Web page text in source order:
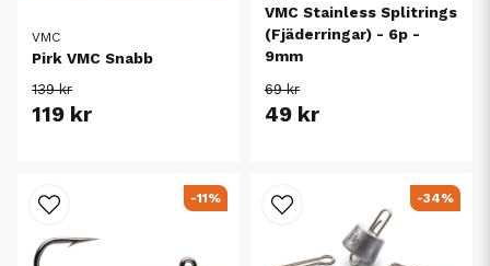
VMC
Pirk VMC Snabb
139 kr
119 kr
VMC Stainless Splitrings
(Fjäderringar) - 6p -
9mm
69 kr
49 kr
-11% -34%